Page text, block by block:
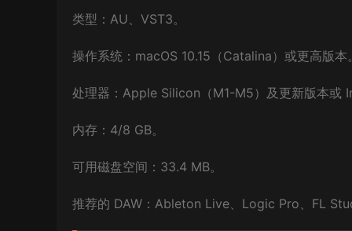
类型：AU、VST3。
操作系统：macOS 10.15（Catalina）或更高版本
处理器：Apple Silicon（M1-M5）及更新版本或
内存：4/8 GB。
可用磁盘空间：33.4 MB。
推荐的 DAW：Ableton Live、Logic Pro、FL